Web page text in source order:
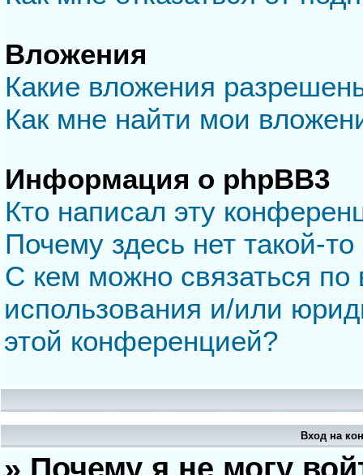
Вложения
Какие вложения
Как мне найти мои
Информация о phpBB3
Кто написал эту
Почему здесь нет такой-
С кем можно связаться по
использования и/или
этой конференцией?
Вход на